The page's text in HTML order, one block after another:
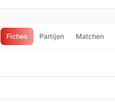
Fiches Partijen Matchen